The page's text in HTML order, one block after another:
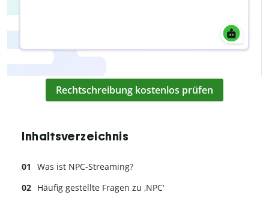
Rechtschreibung kostenlos prüfen
Inhaltsverzeichnis
Was ist NPC-Streaming?
Häufig gestellte Fragen zu ‚NPC‘